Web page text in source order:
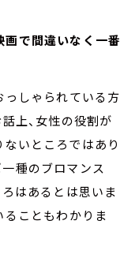
画で間違いなく一番
っしゃられている方
話上、女性の役割が
ないところではあり
一種のブロマンス
ろはあるとは思いま
ることもわかりま